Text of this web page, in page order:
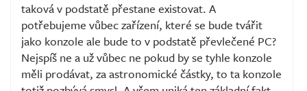
taková v podstatě přestane existovat. A
potřebujeme vůbec zařízení, které se bude tvářit
jako konzole ale bude to v podstatě převlečené PC?
Nejspíš ne a už vůbec ne pokud by se tyhle konzole
měli prodávat, za astronomické částky, to ta konzole